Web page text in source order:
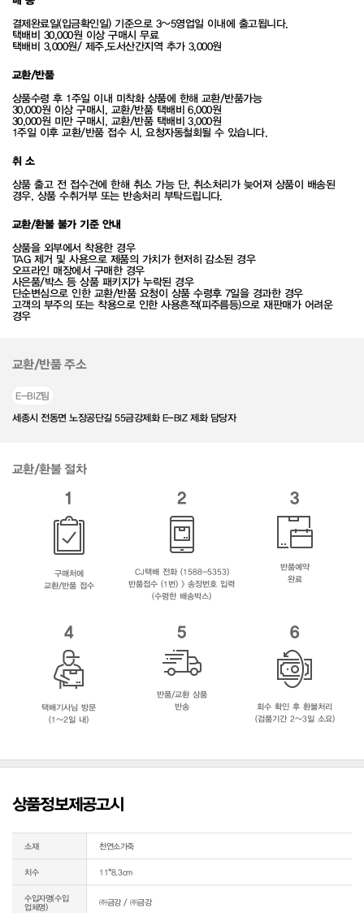
결제완료일(입금확인일) 기준으로 3~5영업일 이내에 출고됩니다.
택배비 30,000원 이상 구매시 무료
택배비 3,000원/ 제주,도서산간지역 추가 3,000원
교환/반품
상품수령 후 1주일 이내 미착화 상품에 한해 교환/반품가능
30,000원 이상 구매시, 교환/반품 택배비 6,000원
30,000원 미만 구매시, 교환/반품 택배비 3,000원
1주일 이후 교환/반품 접수 시, 요청자동철회될 수 있습니다.
취 소
상품 출고 전 접수건에 한해 취소 가능 단, 취소처리가 늦어져 상품이 배송된
경우, 상품 수취거부 또는 반송처리 부탁드립니다.
교환/환불 불가 기준 안내
상품을 외부에서 착용한 경우
TAG 제거 및 사용으로 제품의 가치가 현저히 감소된 경우
오프라인 매장에서 구매한 경우
사은품/박스 등 상품 패키지가 누락된 경우
단순변심으로 인한 교환/반품 요청이 상품 수령후 7일을 경과한 경우
고객의 부주의 또는 착용으로 인한 사용흔적(피주름등)으로 재판매가 어려운
경우
교환/반품 주소
E-BIZ팀
세종시 전동면 노장공단길 55금강제화 E-BIZ 제화 담당자
교환/환불 절차
1
구매처에
교환/반품 접수
2
CJ택배 전화 (1588-5353)
반품접수 (1번) > 송장번호 입력
(수령한 배송박스)
3
반품예약
완료
4
택배기사님 방문
(1~2일 내)
5
반품/교환 상품
반송
6
회수 확인 후 환불처리
(검품기간 2~3일 소요)
상품정보제공고시
소재 천연소가죽
치수 11*8.3cm
수입자명(수입
업체명)
㈜금강 / ㈜금강